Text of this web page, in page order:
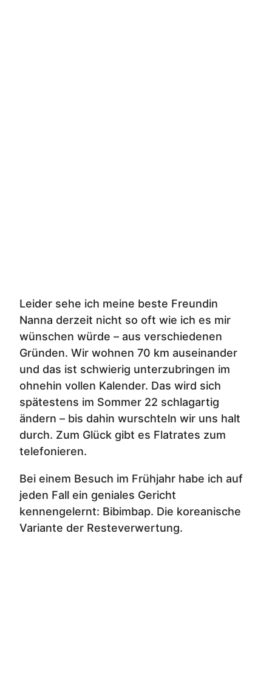
Leider sehe ich meine beste Freundin
Nanna derzeit nicht so oft wie ich es mir
wünschen würde – aus verschiedenen
Gründen. Wir wohnen 70 km auseinander
und das ist schwierig unterzubringen im
ohnehin vollen Kalender. Das wird sich
spätestens im Sommer 22 schlagartig
ändern – bis dahin wurschteln wir uns halt
durch. Zum Glück gibt es Flatrates zum
telefonieren.
Bei einem Besuch im Frühjahr habe ich auf
jeden Fall ein geniales Gericht
kennengelernt: Bibimbap. Die koreanische
Variante der Resteverwertung.